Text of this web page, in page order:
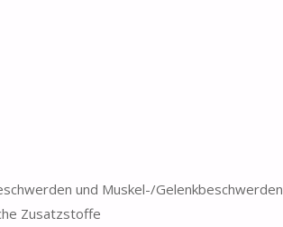
und Muskel-/Gelenkbeschwerden
Zusatzstoffe